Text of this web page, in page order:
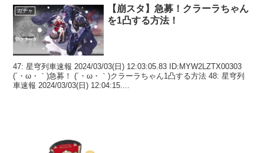
ガチャ
【崩スタ】急募！クラーラちゃん
を1凸する方法！
47: 星穹列車速報 2024/03/03(日) 12:03:05.83 ID:MYW2LZTX00303
(´・ω・｀)急募！ (´・ω・｀)クラーラちゃん1凸する方法 48: 星穹列
車速報 2024/03/03(日) 12:04:15....